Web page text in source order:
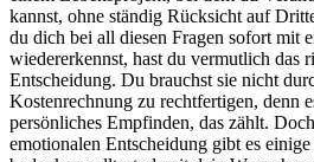
kannst, ohne ständig Rücksicht auf
du dich bei all diesen Fragen sofort mit
wiedererkennst, hast du vermutlich das
Entscheidung. Du brauchst sie nicht
Kostenrechnung zu rechtfertigen, denn
persönliches Empfinden, das zählt.
emotionalen Entscheidung gibt es